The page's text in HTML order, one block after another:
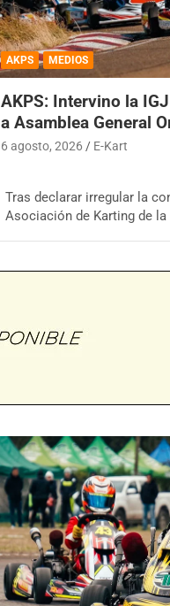
AKPS MEDIOS
AKPS: Intervino la
a Asamblea General
6 agosto, 2026 E-Kart
Tras declarar irregular la
Asociación de Karting de la